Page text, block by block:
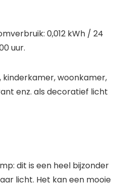
0,012 kWh / 24
uur.
kinderkamer, woonkamer,
enz. als decoratief licht
dit is een heel bijzonder
licht. Het kan een mooie